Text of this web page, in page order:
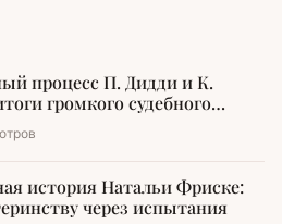
процесс П. Дидди и К.
громкого судебного
история Натальи Фриске:
через испытания